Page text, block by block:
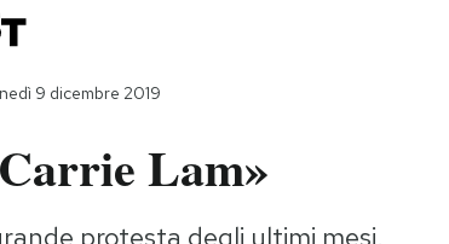
9 dicembre 2019
Lam»